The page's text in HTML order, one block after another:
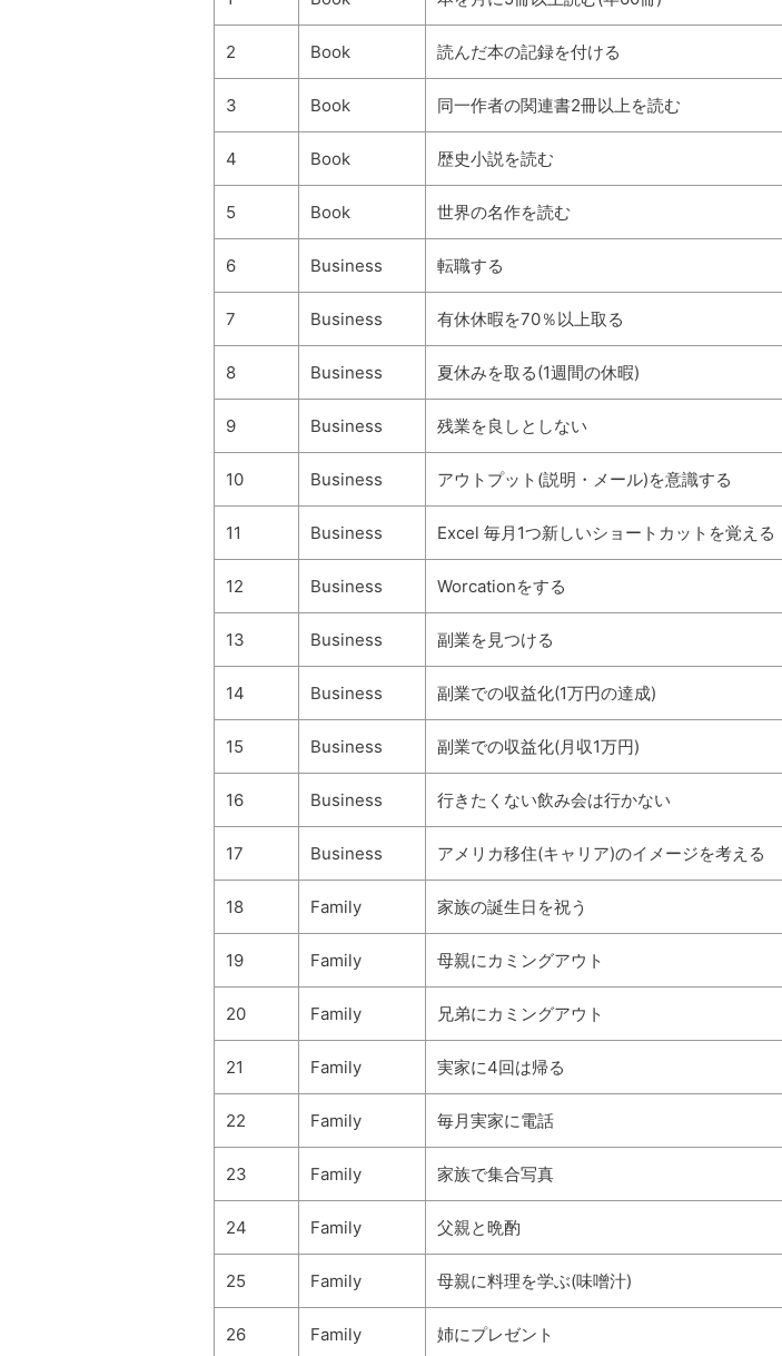
2 Book 読んだ本の記録を付ける
3 Book 同一作者の関連書2冊以上を読む
4 Book 歴史小説を読む
5 Book 世界の名作を読む
6 Business 転職する
7 Business 有休休暇を70％以上取る
8 Business 夏休みを取る(1週間の休暇)
9 Business 残業を良しとしない
10 Business アウトプット(説明・メール)を意識する
11 Business Excel 毎月1つ新しいショートカットを覚える
12 Business Worcationをする
13 Business 副業を見つける
14 Business 副業での収益化(1万円の達成)
15 Business 副業での収益化(月収1万円)
16 Business 行きたくない飲み会は行かない
17 Business アメリカ移住(キャリア)のイメージを考える
18 Family 家族の誕生日を祝う
19 Family 母親にカミングアウト
20 Family 兄弟にカミングアウト
21 Family 実家に4回は帰る
22 Family 毎月実家に電話
23 Family 家族で集合写真
24 Family 父親と晩酌
25 Family 母親に料理を学ぶ(味噌汁)
26 Family 姉にプレゼント